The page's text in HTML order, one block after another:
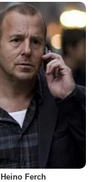
Heino Ferch